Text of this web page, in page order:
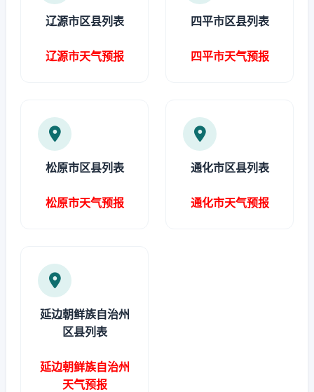
辽源市区县列表
辽源市天气预报
四平市区县列表
四平市天气预报
松原市区县列表
松原市天气预报
通化市区县列表
通化市天气预报
延边朝鲜族自治州
区县列表
延边朝鲜族自治州
天气预报